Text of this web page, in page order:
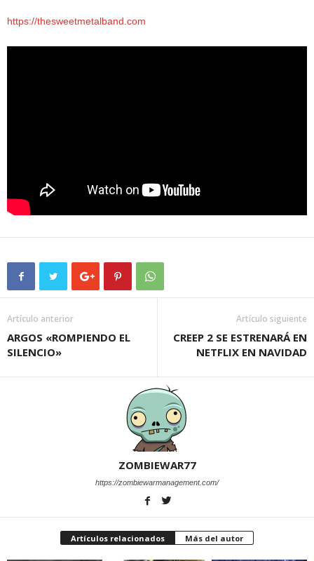
https://thesweetmetalband.com
Artículo anterior
ARGOS «ROMPIENDO EL
SILENCIO»
Artículo siguiente
CREEP 2 SE ESTRENARÁ EN
NETFLIX EN NAVIDAD
ZOMBIEWAR77
https://zombiewarmanagement.com/
Artículos relacionados Más del autor